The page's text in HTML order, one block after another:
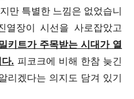
만 특별한 느낌은 없었습니
장이 시선을 사로잡았고
키트가 주목받는 시대가 열
. 피코크에 비해 한참 늦긴
리겠다는 의지도 담겨 있기